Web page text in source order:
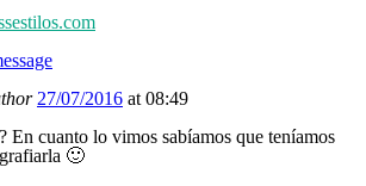
27/07/2016 at 08:49
En cuanto lo vimos sabíamos que teníamos
🙂